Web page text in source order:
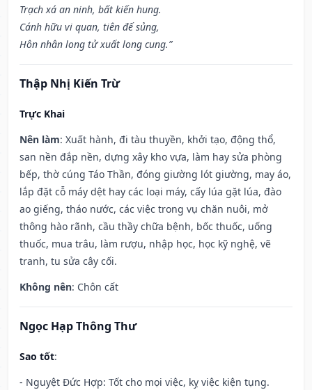
Trạch xá an ninh, bất kiến hung.
Cánh hữu vi quan, tiên đế sủng,
Hôn nhân long tử xuất long cung.”
Thập Nhị Kiến Trừ
Trực Khai
Nên làm: Xuất hành, đi tàu thuyền, khởi tạo, động thổ,
san nền đắp nền, dựng xây kho vựa, làm hay sửa phòng
bếp, thờ cúng Táo Thần, đóng giường lót giường, may áo,
lắp đặt cỗ máy dệt hay các loại máy, cấy lúa gặt lúa, đào
ao giếng, tháo nước, các việc trong vụ chăn nuôi, mở
thông hào rãnh, cầu thầy chữa bệnh, bốc thuốc, uống
thuốc, mua trâu, làm rượu, nhập học, học kỹ nghệ, vẽ
tranh, tu sửa cây cối.
Không nên: Chôn cất
Ngọc Hạp Thông Thư
Sao tốt:
- Nguyệt Đức Hợp: Tốt cho mọi việc, kỵ việc kiện tụng.